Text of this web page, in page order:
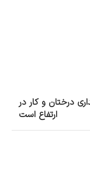
درختان و کار در
ارتفاع است